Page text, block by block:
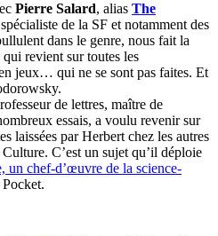
Pierre Salard, alias The
de la SF et notamment des
dans le genre, nous fait la
revient sur toutes les
jeux… qui ne se sont pas faites. Et
de lettres, maître de
essais, a voulu revenir sur
laissées par Herbert chez les autres
C’est un sujet qu’il déploie
un chef-d’œuvre de la science-